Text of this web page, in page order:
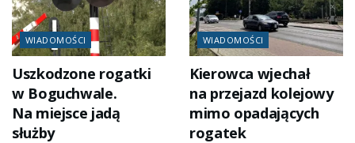
WIADOMOŚCI
Uszkodzone rogatki
w Boguchwale.
Na miejsce jadą
służby
WIADOMOŚCI
Kierowca wjechał
na przejazd kolejowy
mimo opadających
rogatek